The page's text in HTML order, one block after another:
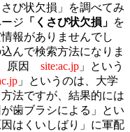
び状欠損」を調べてみ
ジ 「くさび状欠損」 を
報がありませんでし
んで検索方法になりま
原因 site:ac.jp 」という
」というのは、大学
法ですが、結果的には
歯ブラシによる」とい
はくいしばり」に軍配